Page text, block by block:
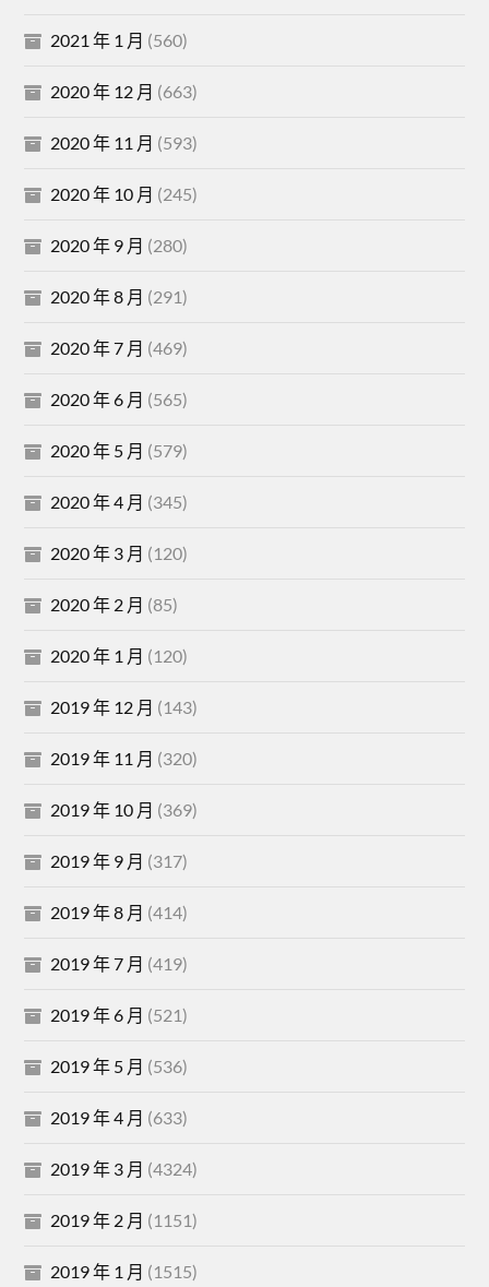
2021 年 1 月 (560)
2020 年 12 月 (663)
2020 年 11 月 (593)
2020 年 10 月 (245)
2020 年 9 月 (280)
2020 年 8 月 (291)
2020 年 7 月 (469)
2020 年 6 月 (565)
2020 年 5 月 (579)
2020 年 4 月 (345)
2020 年 3 月 (120)
2020 年 2 月 (85)
2020 年 1 月 (120)
2019 年 12 月 (143)
2019 年 11 月 (320)
2019 年 10 月 (369)
2019 年 9 月 (317)
2019 年 8 月 (414)
2019 年 7 月 (419)
2019 年 6 月 (521)
2019 年 5 月 (536)
2019 年 4 月 (633)
2019 年 3 月 (4324)
2019 年 2 月 (1151)
2019 年 1 月 (1515)